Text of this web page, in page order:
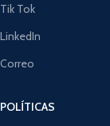
Tik Tok
LinkedIn
Correo
POLÍTICAS